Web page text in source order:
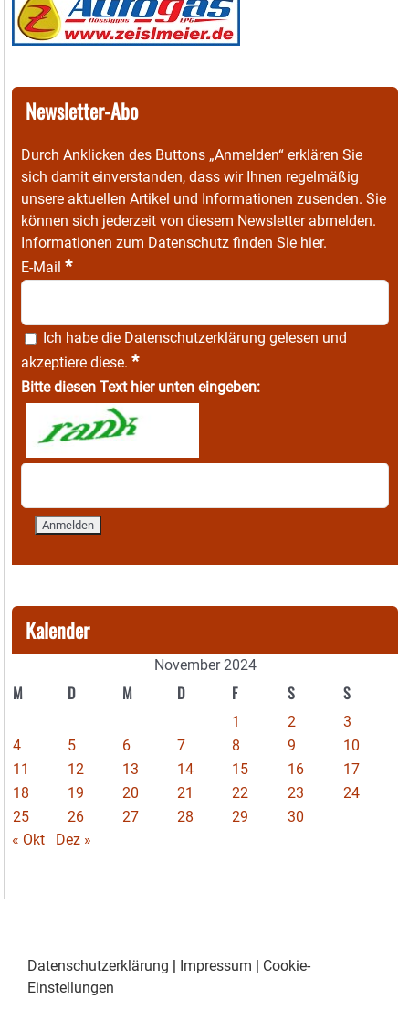
Newsletter-Abo
Durch Anklicken des Buttons „Anmelden“ erklären Sie
sich damit einverstanden, dass wir Ihnen regelmäßig
unsere aktuellen Artikel und Informationen zusenden. Sie
können sich jederzeit von diesem Newsletter abmelden.
Informationen zum Datenschutz finden Sie hier.
E-Mail *
Ich habe die Datenschutzerklärung gelesen und
akzeptiere diese. *
Bitte diesen Text hier unten eingeben:
Kalender
November 2024
M D M D F S S
1 2
3
4
5 6 7 8 9
10
11
12 13 14 15 16
17
18
19 20 21 22 23
24
25
26 27 28 29
30
« Okt
Dez »
Datenschutzerklärung | Impressum | Cookie-
Einstellungen